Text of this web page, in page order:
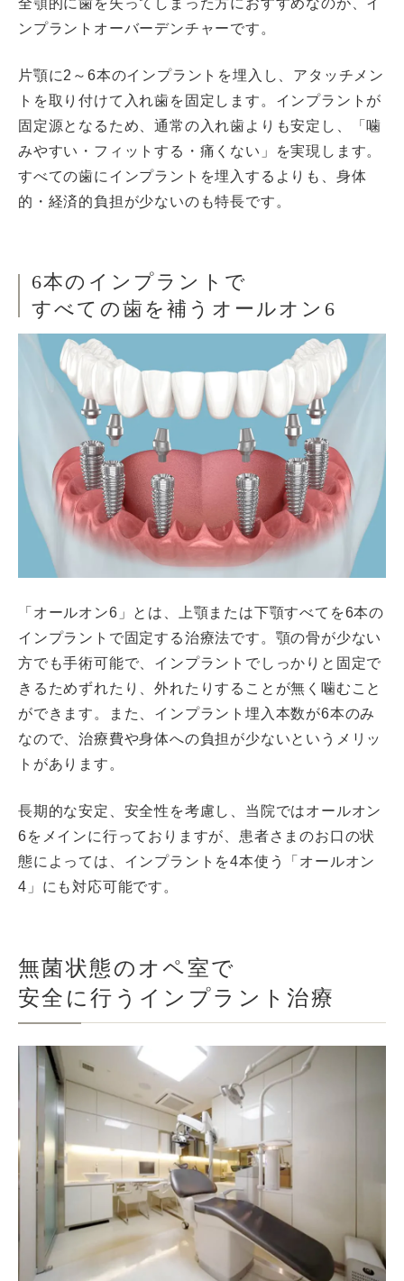
全顎的に歯を失ってしまった方におすすめなのが、イ
ンプラントオーバーデンチャーです。
片顎に2～6本のインプラントを埋入し、アタッチメン
トを取り付けて入れ歯を固定します。インプラントが
固定源となるため、通常の入れ歯よりも安定し、「噛
みやすい・フィットする・痛くない」を実現します。
すべての歯にインプラントを埋入するよりも、身体
的・経済的負担が少ないのも特長です。
6本のインプラントで
すべての歯を補うオールオン6
「オールオン6」とは、上顎または下顎すべてを6本の
インプラントで固定する治療法です。顎の骨が少ない
方でも手術可能で、インプラントでしっかりと固定で
きるためずれたり、外れたりすることが無く噛むこと
ができます。また、インプラント埋入本数が6本のみ
なので、治療費や身体への負担が少ないというメリッ
トがあります。
長期的な安定、安全性を考慮し、当院ではオールオン
6をメインに行っておりますが、患者さまのお口の状
態によっては、インプラントを4本使う「オールオン
4」にも対応可能です。
無菌状態のオペ室で
安全に行うインプラント治療